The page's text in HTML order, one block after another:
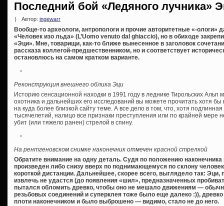
Последний бой «Ледяного лучника»
Автор: ingewarr
Вообще-то археологи, антропологи и прочие авторитетные «-ологи»
«Человек изо льда» (L’Uomo venuto dal ghiaccio), но в обиходе
«Эци». Мне, товарищи, как-то ближе вынесенное в заголовок
рассказа коллегой-предшественником, но и соответствует
остановлюсь на самом кратком варианте.
Реконструкция внешнего облика Эци
Историю сенсационной находки в 1991 году в леднике Тирольских Альп
охотника и дальнейших его исследований вы можете прочитать хотя
на куда более близкой сайту теме. А все дело в том, что, хотя
тысячелетий, налицо все признаки преступления или по крайней мере
убит (или тяжело ранен) стрелой в спину.
На рентгеновском снимке наконечник отмечен красной стрелкой
Обратите внимание на одну деталь. Судя по положению
произведен либо снизу вверх по поднимающемуся по склону
короткой дистанции. Дальнейшее, скорее всего, выглядело так: Эци,
извлечь не удастся (до появления «шил», предназначенных
пытался обломить древко, чтобы оно не мешало движениям —
резьбовых соединений и суперклея тоже было еще далеко :)),
плоти наконечником и было выброшено — видимо, стало не до него.